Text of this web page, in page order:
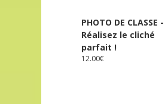
PHOTO DE CLASSE -
Réalisez le cliché
parfait !
12.00€